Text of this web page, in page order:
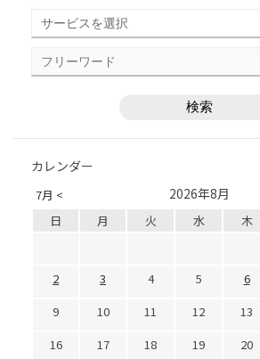
カレンダー
7月 < 2026年8月
日 月 火 水 木
2
3 4 5 6
9
10 11 12 13
16
17 18 19 20